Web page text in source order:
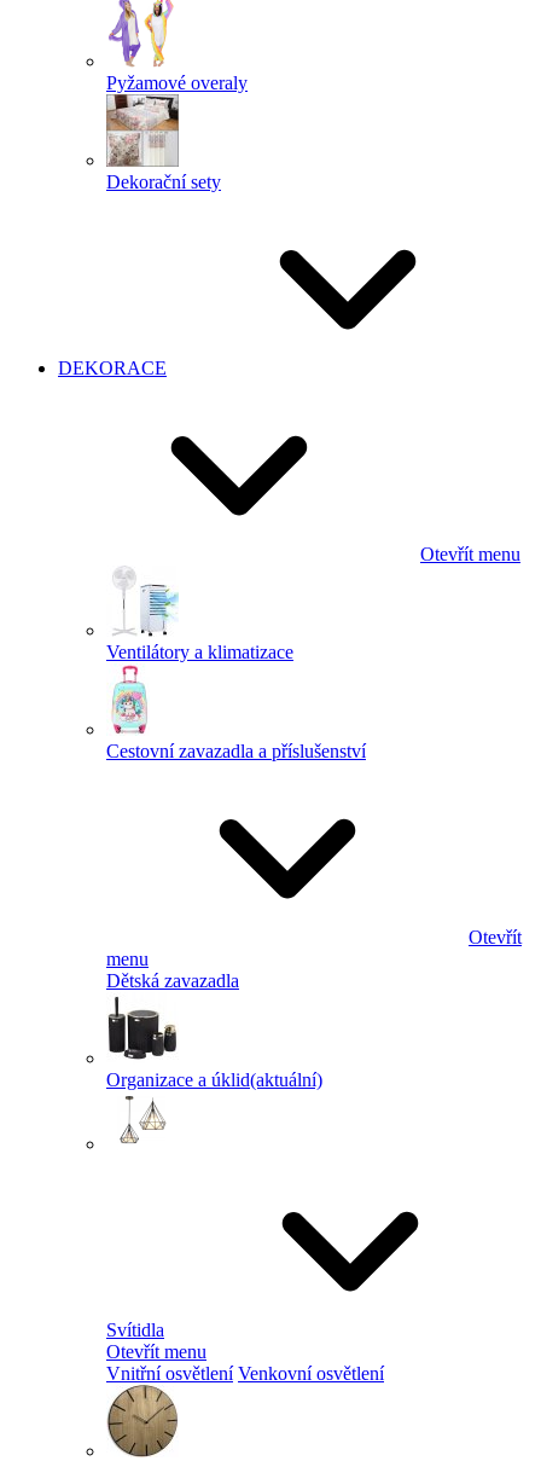
Pyžamové overaly
Dekorační sety
DEKORACE
Otevřít menu
Ventilátory a klimatizace
Cestovní zavazadla a příslušenství
Otevřít
menu
Dětská zavazadla
Organizace a úklid(aktuální)
Svítidla
Otevřít menu
Vnitřní osvětlení Venkovní osvětlení